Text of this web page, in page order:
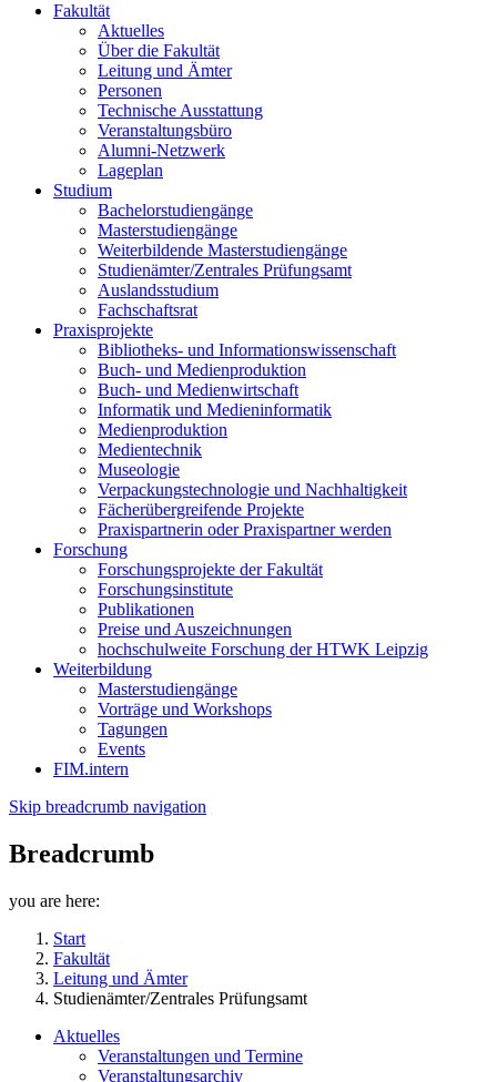
Fakultät
Aktuelles
Über die Fakultät
Leitung und Ämter
Personen
Technische Ausstattung
Veranstaltungsbüro
Alumni-Netzwerk
Lageplan
Studium
Bachelorstudiengänge
Masterstudiengänge
Weiterbildende Masterstudiengänge
Studienämter/Zentrales Prüfungsamt
Auslandsstudium
Fachschaftsrat
Praxisprojekte
Bibliotheks- und Informationswissenschaft
Buch- und Medienproduktion
Buch- und Medienwirtschaft
Informatik und Medieninformatik
Medienproduktion
Medientechnik
Museologie
Verpackungstechnologie und Nachhaltigkeit
Fächerübergreifende Projekte
Praxispartnerin oder Praxispartner werden
Forschung
Forschungsprojekte der Fakultät
Forschungsinstitute
Publikationen
Preise und Auszeichnungen
hochschulweite Forschung der HTWK Leipzig
Weiterbildung
Masterstudiengänge
Vorträge und Workshops
Tagungen
Events
FIM.intern
Skip breadcrumb navigation
Breadcrumb
you are here:
Start
Fakultät
Leitung und Ämter
Studienämter/Zentrales Prüfungsamt
Aktuelles
Veranstaltungen und Termine
Veranstaltungsarchiv